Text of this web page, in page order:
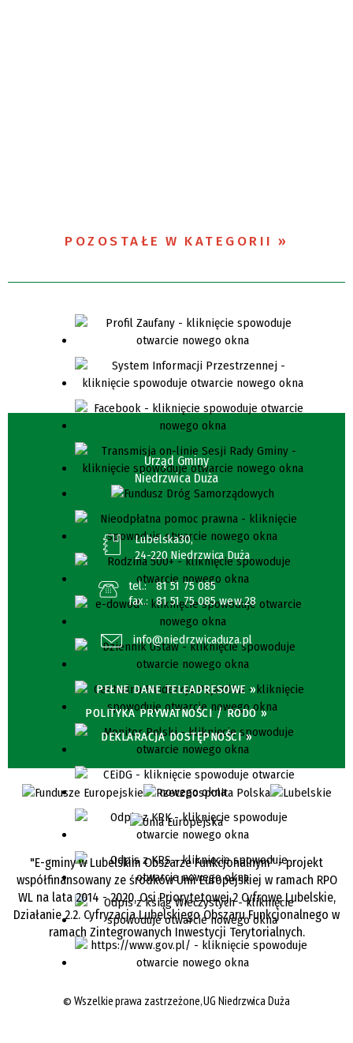
POZOSTAŁE W KATEGORII
Urząd Gminy
Niedrzwica Duża
Lubelska30,
24-220 Niedrzwica Duża
tel.:
81 51 75 085
fax.:
81 51 75 085 wew.28
info@niedrzwicaduza.pl
PEŁNE DANE TELEADRESOWE »
POLITYKA PRYWATNOŚCI / RODO »
DEKLARACJA DOSTĘPNOŚCI »
"E-gminy w Lubelskim Obszarze Funkcjonalnym" - projekt
współfinansowany ze środków Unii Europejskiej w ramach RPO
WL na lata 2014 - 2020, Osi Priorytetowej 2 Cyfrowe Lubelskie,
Działanie 2.2. Cyfryzacja Lubelskiego Obszaru Funkcjonalnego w
ramach Zintegrowanych Inwestycji Terytorialnych.
©Wszelkie prawa zastrzeżone, UG Niedrzwica Duża